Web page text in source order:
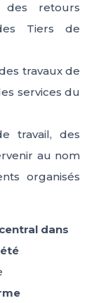
des retours
Tiers de
travaux de
services du
travail, des
au nom
organisés
dans